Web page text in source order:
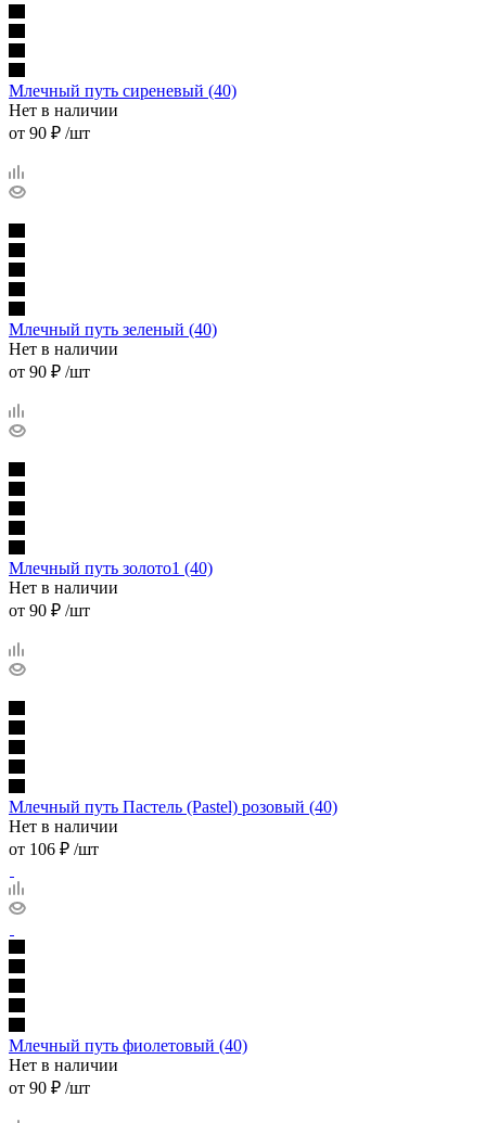
Млечный путь сиреневый (40)
Нет в наличии
от 90 ₽ /шт
Млечный путь зеленый (40)
Нет в наличии
от 90 ₽ /шт
Млечный путь золото1 (40)
Нет в наличии
от 90 ₽ /шт
Млечный путь Пастель (Pastel) розовый (40)
Нет в наличии
от 106 ₽ /шт
Млечный путь фиолетовый (40)
Нет в наличии
от 90 ₽ /шт